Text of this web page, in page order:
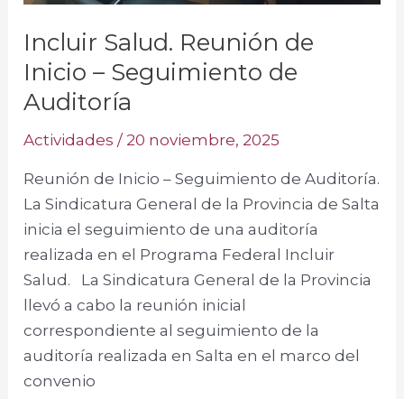
Incluir Salud. Reunión de
Inicio – Seguimiento de
Auditoría
Actividades / 20 noviembre, 2025
Reunión de Inicio – Seguimiento de Auditoría.
La Sindicatura General de la Provincia de Salta
inicia el seguimiento de una auditoría
realizada en el Programa Federal Incluir
Salud. La Sindicatura General de la Provincia
llevó a cabo la reunión inicial
correspondiente al seguimiento de la
auditoría realizada en Salta en el marco del
convenio